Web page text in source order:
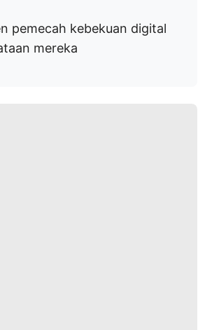
pemecah kebekuan digital
mereka